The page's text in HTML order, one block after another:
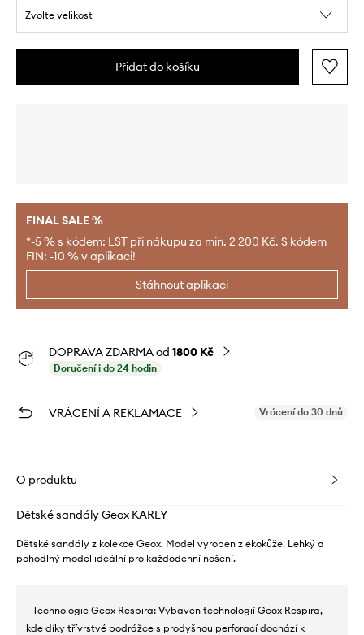
Zvolte velikost
Přidat do košíku
FINAL SALE %
*-5 % s kódem: LST při nákupu za min. 2 200 Kč. S kódem
FIN: -10 % v aplikaci!
Stáhnout aplikaci
DOPRAVA ZDARMA od 1800 Kč
Doručení i do 24 hodin
VRÁCENÍ A REKLAMACE Vrácení do 30 dnů
O produktu
Dětské sandály Geox KARLY
Dětské sandály z kolekce Geox. Model vyroben z ekokůže. Lehký a
pohodlný model ideální pro každodenní nošení.
- Technologie Geox Respira: Vybaven technologií Geox Respira,
kde díky třívrstvé podrážce s prodyšnou perforací dochází k